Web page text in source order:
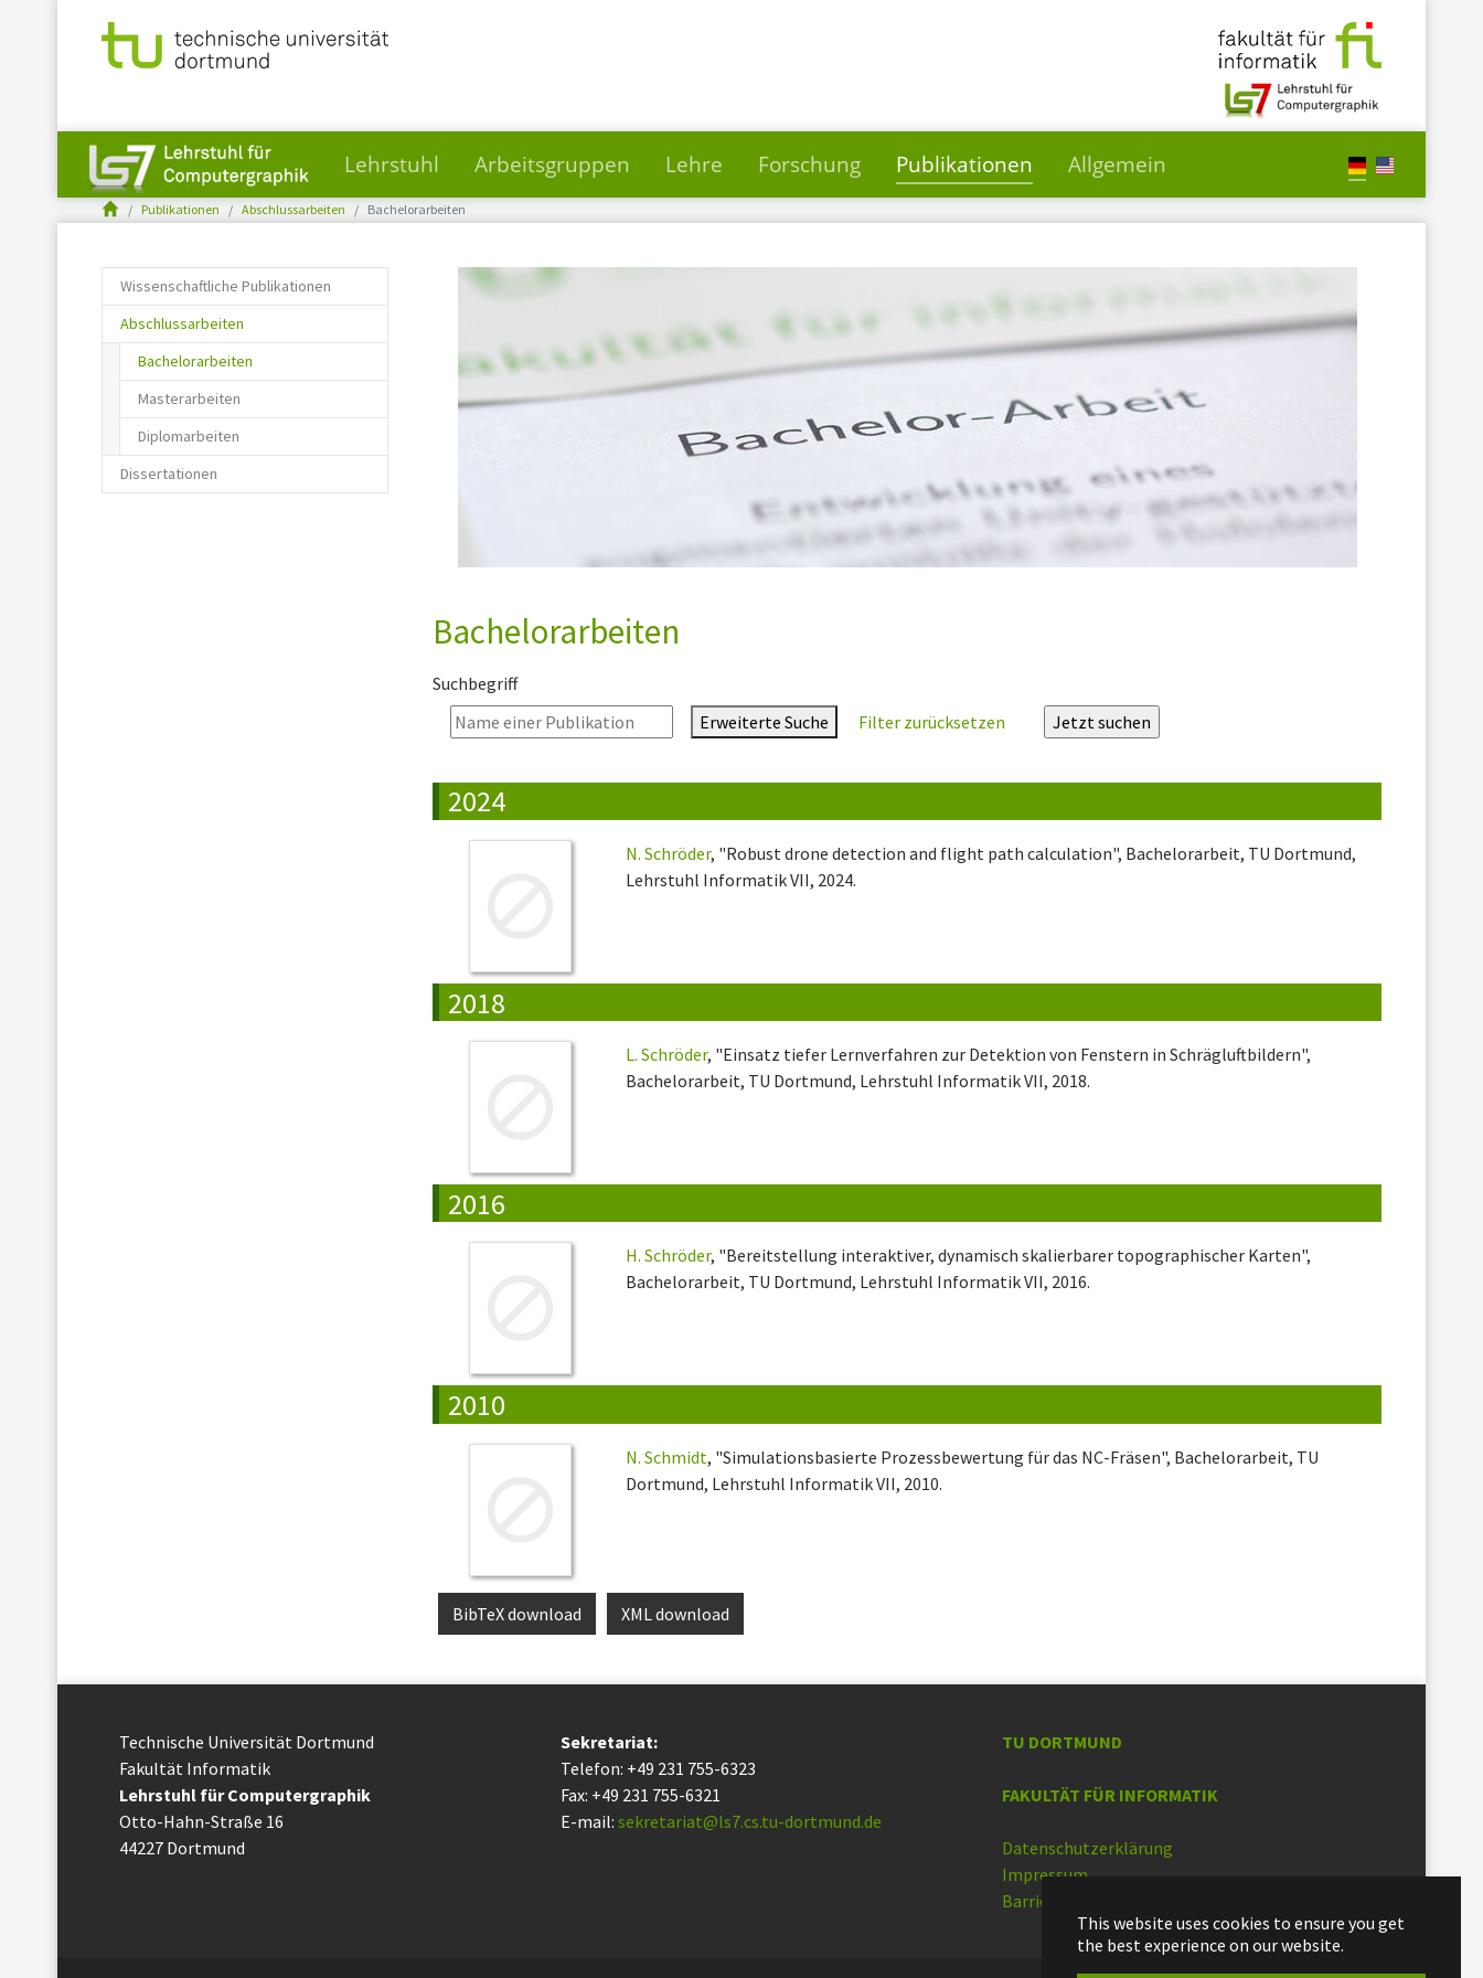
This website uses cookies to ensure you get
the best experience on our website.
Skip to main content
Lehrstuhl Arbeitsgruppen Lehre Forschung Publikationen Allgemein
You are here:Publikationen Abschlussarbeiten Bachelorarbeiten
Wissenschaftliche Publikationen
Abschlussarbeiten
Bachelorarbeiten
Masterarbeiten
Diplomarbeiten
Dissertationen
Bachelorarbeiten
Suchbegriff
Erweiterte Suche
Filter zurücksetzen
2024
N. Schröder, "Robust drone detection and flight path calculation", Bachelorarbeit, TU Dortmund,
Lehrstuhl Informatik VII, 2024.
2018
L. Schröder, "Einsatz tiefer Lernverfahren zur Detektion von Fenstern in Schrägluftbildern",
Bachelorarbeit, TU Dortmund, Lehrstuhl Informatik VII, 2018.
2016
H. Schröder, "Bereitstellung interaktiver, dynamisch skalierbarer topographischer Karten",
Bachelorarbeit, TU Dortmund, Lehrstuhl Informatik VII, 2016.
2010
N. Schmidt, "Simulationsbasierte Prozessbewertung für das NC-Fräsen", Bachelorarbeit, TU
Dortmund, Lehrstuhl Informatik VII, 2010.
BibTeX download XML download
Technische Uni­ver­si­tät Dort­mund
Fakultät Informatik
Lehrstuhl für Computergraphik
Otto-Hahn-Straße 16
44227 Dort­mund
Sekretariat:
Telefon: +49 231 755-6323
Fax: +49 231 755-6321
E-mail: sekretariat@ls7.cs.tu-dortmund.de
TU DORTMUND
FAKULTÄT FÜR INFORMATIK
Datenschutzerklärung
Impressum
Barrierefreiheit